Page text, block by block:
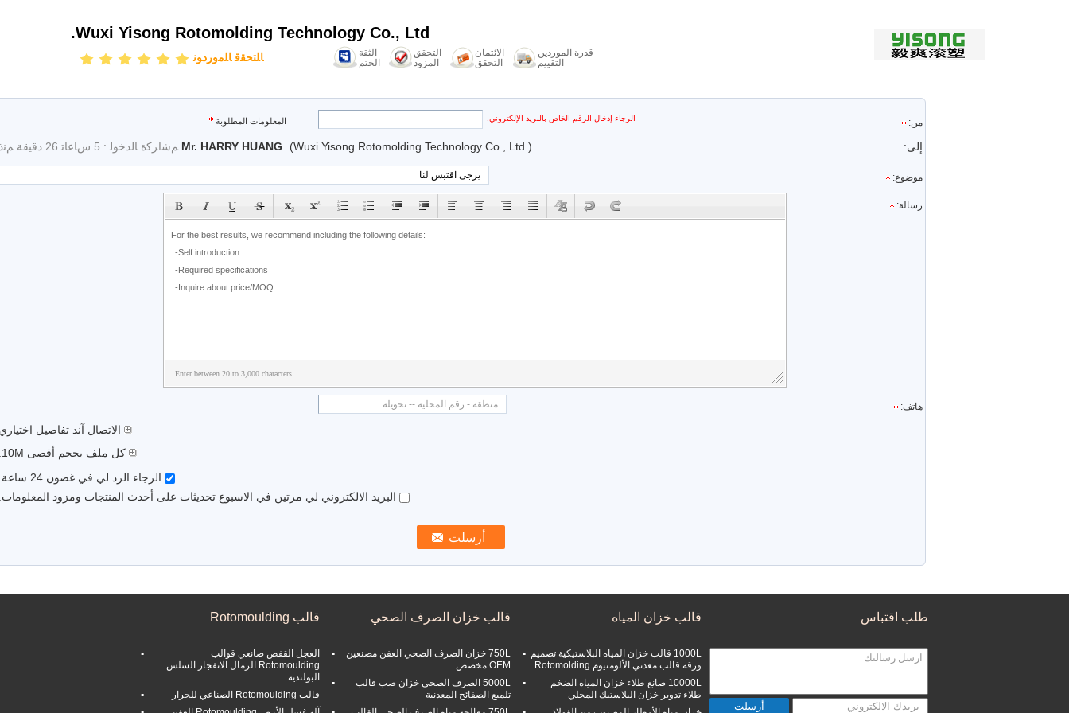
Wuxi Yisong Rotomolding Technology Co., Ltd.
ﺎﻠﺘﺤﻘﻗ ﺎﻠﻣﻭﺭﺩﻮﻧ
الثقة
الختم
التحقق
المزود
الائتمان
التحقق
قدرة الموردين
التقييم
من: الرجاء إدخال الرقم الخاص بالبريد الإلكتروني. المعلومات المطلوبة
إلى: Mr. HARRY HUANG (Wuxi Yisong Rotomolding Technology Co., Ltd.) ﻢﺷﺍﺮﻛﺓ ﺎﻟﺪﺧﻮﻟ : 5 ﺱﺎﻋﺎﺗ 26 دقيقة ﻢﻧﺫ
موضوع:
subject
رسالة:
Enter between 20 to 3,000 characters.
هاتف:
الاتصال آند تفاصيل
كل ملف بحجم أقصى 10M.
الرجاء الرد لي في غضون 24 ساعة.
البريد الالكتروني لي مرتين في الاسبوع تحديثات على أحدث المنتجات ومزود
قالب Rotomoulding
العجل القفص صانعي قوالب
Rotomoulding الرمال الانفجار السلس
البولندية
قالب Rotomoulding الصناعي للجرار
قالب خزان الصرف الصحي
750L خزان الصرف الصحي العفن مصنعين
OEM مخصص
5000L الصرف الصحي خزان صب قالب
تلميع الصفائح المعدنية
قالب خزان المياه
1000L قالب خزان المياه البلاستيكية تصميم
ورقة قالب معدني الألومنيوم Rotomolding
10000L صانع طلاء خزان المياه الضخم
طلاء تدوير خزان البلاستيك المحلي
طلب اقتباس
أرسلت